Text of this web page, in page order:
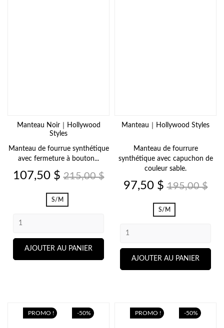
Manteau Noir｜Hollywood
Styles
Manteau de fourrue synthétique
avec fermeture à bouton...
Prix
107,50 $ Prix
base
215,00 $
S/M
AJOUTER AU PANIER
Manteau｜Hollywood Styles
Manteau de fourrure
synthétique avec capuchon de
couleur sable.
Prix
97,50 $ Prix
base
195,00 $
S/M
AJOUTER AU PANIER
PROMO ! -50% PROMO ! -50%